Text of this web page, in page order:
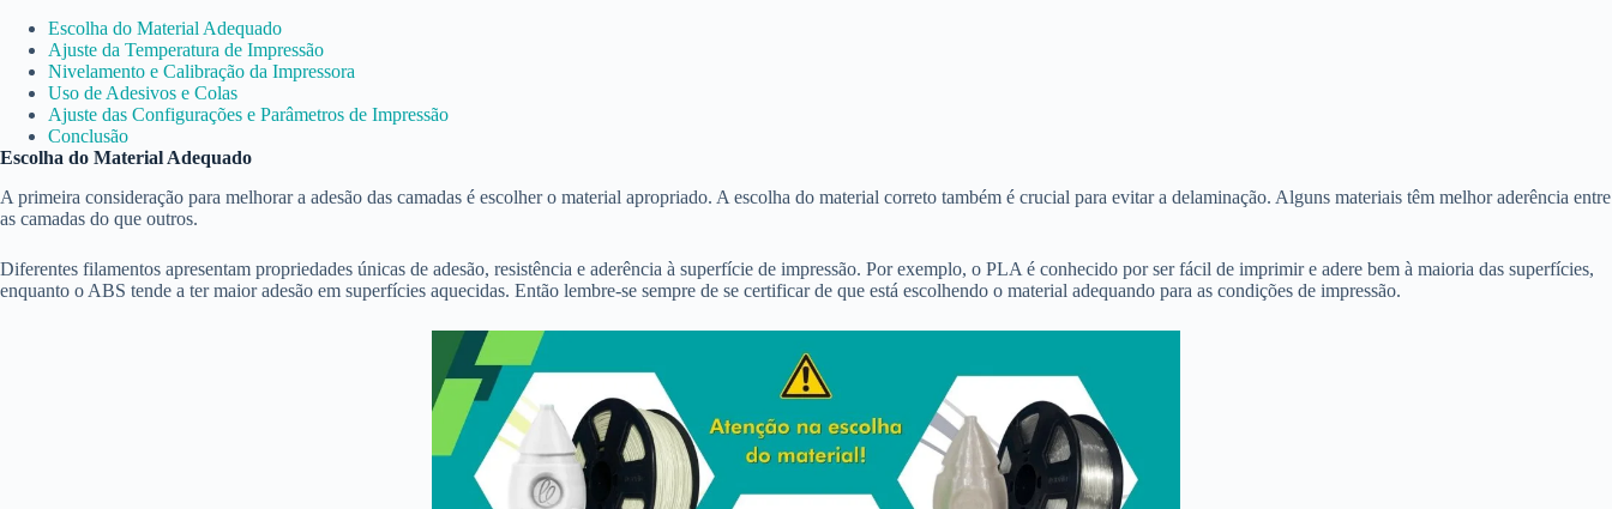
Escolha do Material Adequado
Ajuste da Temperatura de Impressão
Nivelamento e Calibração da Impressora
Uso de Adesivos e Colas
Ajuste das Configurações e Parâmetros de Impressão
Conclusão
Escolha do Material Adequado
A primeira consideração para melhorar a adesão das camadas é escolher o material apropriado. A escolha do material correto também é crucial para evitar a delaminação. Alguns materiais têm melhor aderência entre
as camadas do que outros.
Diferentes filamentos apresentam propriedades únicas de adesão, resistência e aderência à superfície de impressão. Por exemplo, o PLA é conhecido por ser fácil de imprimir e adere bem à maioria das superfícies,
enquanto o ABS tende a ter maior adesão em superfícies aquecidas. Então lembre-se sempre de se certificar de que está escolhendo o material adequando para as condições de impressão.